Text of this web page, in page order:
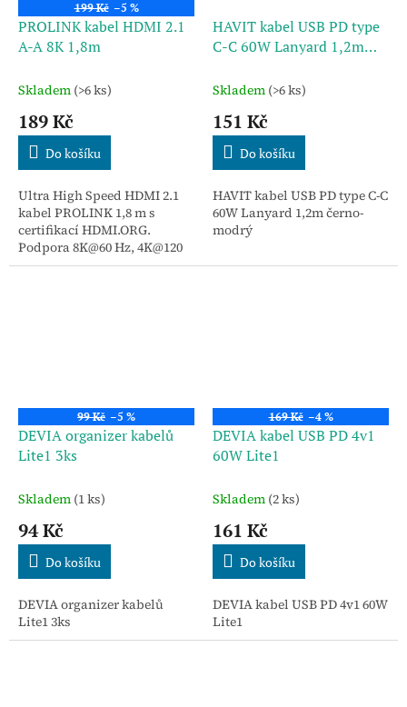
199 Kč –5 %
PROLINK kabel HDMI 2.1
A-A 8K 1,8m
Skladem (>6 ks)
189 Kč
Do košíku
Ultra High Speed HDMI 2.1
kabel PROLINK 1,8 m s
certifikací HDMI.ORG.
Podpora 8K@60 Hz, 4K@120
Hz, eARC, VRR a HDR.
HAVIT kabel USB PD type
C-C 60W Lanyard 1,2m
Skladem (>6 ks)
151 Kč
Do košíku
HAVIT kabel USB PD type C-C
60W Lanyard 1,2m černo-
modrý
99 Kč –5 %
DEVIA organizer kabelů
Lite1 3ks
Skladem (1 ks)
94 Kč
Do košíku
DEVIA organizer kabelů
Lite1 3ks
169 Kč –4 %
DEVIA kabel USB PD 4v1
60W Lite1
Skladem (2 ks)
161 Kč
Do košíku
DEVIA kabel USB PD 4v1 60W
Lite1